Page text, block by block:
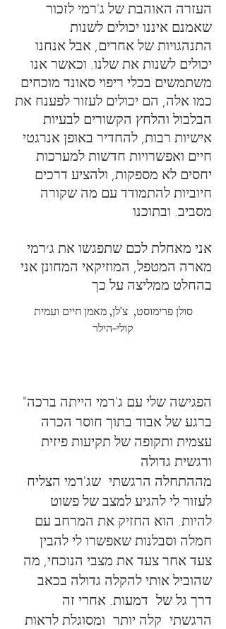
העזרה האוהבת של ג'רמי לזכור
שאמנם איננו יכולים לשנות
התנהגויות של אחרים, אבל אנחנו
יכולים לשנות את שלנו. וכאשר אנו
משתמשים בכלי ריפוי סאונד מוכחים
כמו אלה, הם יכולים לעזור לפענח את
הבלבול והלחץ הקשורים לבעיות
אישיות רבות, להחדיר באופן אנרגטי
חיים ואפשרויות חדשות למערכות
יחסים לא מספקות, ולהציע דרכים
חיוביות להתמודד עם מה שקורה
מסביב. ובתוכנו
אני מאחלת לכם שתפגשו את ג׳רמי
מארה המטפל, המוזיקאי המחונן אני
בהחלט ממליצה על כך
סולן פרימוסט, צ'לן, מאמן חיים ועמית
קולי-הילר
"הפגישה שלי עם ג'רמי הייתה ברכה
ברגע של אבוד בתוך חוסר הכרה
עצמית ותקופה של תקיעות פיזית
ורגשית גדולה
מההתחלה הרגשתי שג'רמי הצליח
לעזור לי להגיע למצב של פשוט
להיות. הוא החזיק את המרחב עם
חמלה וסבלנות שאפשרו לי להבין
צעד אחר צעד את מצבי הנוכחי, מה
שהוביל אותי להקלה גדולה בכאב
דרך גל של דמעות. אחרי זה
הרגשתי קלה יותר ומסוגלת לראות